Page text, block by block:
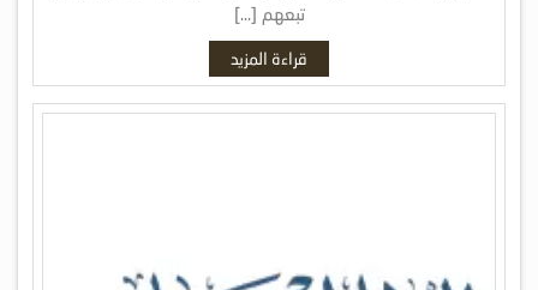
تبعهم […]
قراءة المزيد